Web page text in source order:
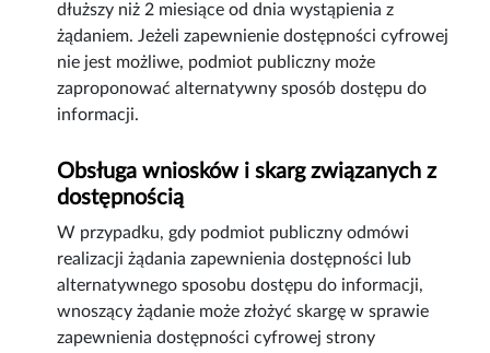
dłuższy niż 2 miesiące od dnia wystąpienia z
żądaniem. Jeżeli zapewnienie dostępności cyfrowej
nie jest możliwe, podmiot publiczny może
zaproponować alternatywny sposób dostępu do
informacji.
Obsługa wniosków i skarg związanych z
dostępnością
W przypadku, gdy podmiot publiczny odmówi
realizacji żądania zapewnienia dostępności lub
alternatywnego sposobu dostępu do informacji,
wnoszący żądanie może złożyć skargę w sprawie
zapewnienia dostępności cyfrowej strony